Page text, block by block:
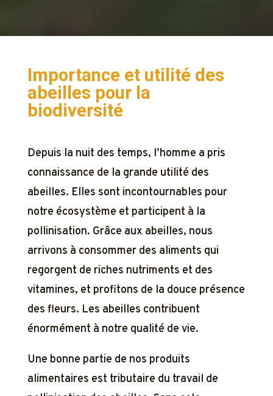
Importance et utilité des
abeilles pour la
biodiversité
Depuis la nuit des temps, l’homme a pris
connaissance de la grande utilité des
abeilles. Elles sont incontournables pour
notre écosystème et participent à la
pollinisation. Grâce aux abeilles, nous
arrivons à consommer des aliments qui
regorgent de riches nutriments et des
vitamines, et profitons de la douce présence
des fleurs. Les abeilles contribuent
énormément à notre qualité de vie.
Une bonne partie de nos produits
alimentaires est tributaire du travail de